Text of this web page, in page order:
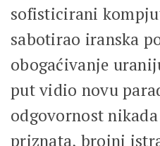
sofisticirani
sabotirao iranska
obogaćivanje
put vidio novu
odgovornost
priznata, brojni